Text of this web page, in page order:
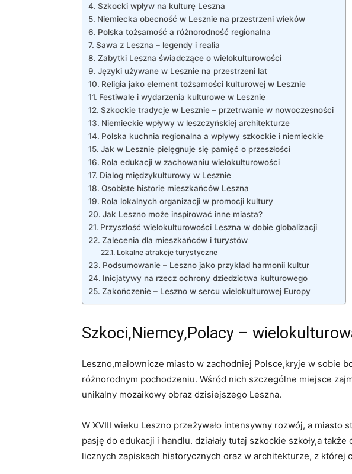
Szkocki wpływ na kulturę Leszna
Niemiecka obecność w Lesznie na przestrzeni wieków
Polska tożsamość a różnorodność regionalna
Sawa z Leszna – legendy i realia
Zabytki Leszna świadczące o wielokulturowości
Języki używane w Lesznie na przestrzeni lat
Religia jako element tożsamości kulturowej w Lesznie
Festiwale i wydarzenia kulturowe w Lesznie
Szkockie tradycje w Lesznie – przetrwanie w nowoczesności
Niemieckie wpływy w leszczyńskiej architekturze
Polska kuchnia regionalna a wpływy szkockie i niemieckie
Jak w Lesznie pielęgnuje się pamięć o przeszłości
Rola edukacji w zachowaniu wielokulturowości
Dialog międzykulturowy w Lesznie
Osobiste historie mieszkańców Leszna
Rola lokalnych organizacji w promocji kultury
Jak Leszno może inspirować inne miasta?
Przyszłość wielokulturowości Leszna w dobie globalizacji
Zalecenia dla mieszkańców i turystów
Lokalne atrakcje turystyczne
Podsumowanie – Leszno jako przykład harmonii kultur
Inicjatywy na rzecz ochrony dziedzictwa kulturowego
Zakończenie – Leszno w sercu wielokulturowej Europy
Szkoci,Niemcy,Polacy –
Leszno,malownicze miasto w zachodniej Polsce,kryje w sobie
różnorodnym pochodzeniu. Wśród nich szczególne miejsce
unikalny mozaikowy obraz dzisiejszego Leszna.
W XVIII wieku Leszno przeżywało intensywny rozwój, a miasto
pasję do edukacji i handlu. działały tutaj szkockie szkoły,a
licznych zapiskach historycznych oraz w architekturze, z której